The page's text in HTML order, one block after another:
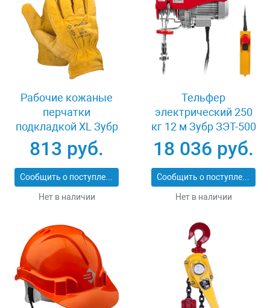
Рабочие кожаные
перчатки
подкладкой XL Зубр
МАСТЕР 1135-XL
813 руб.
Сообщить о поступлении
Нет в наличии
Тельфер
электрический 250
кг 12 м Зубр ЗЭТ-500
18 036 руб.
Сообщить о поступлении
Нет в наличии